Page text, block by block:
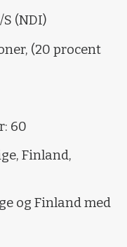
(NDI)
(20 procent
60
Finland,
og Finland med